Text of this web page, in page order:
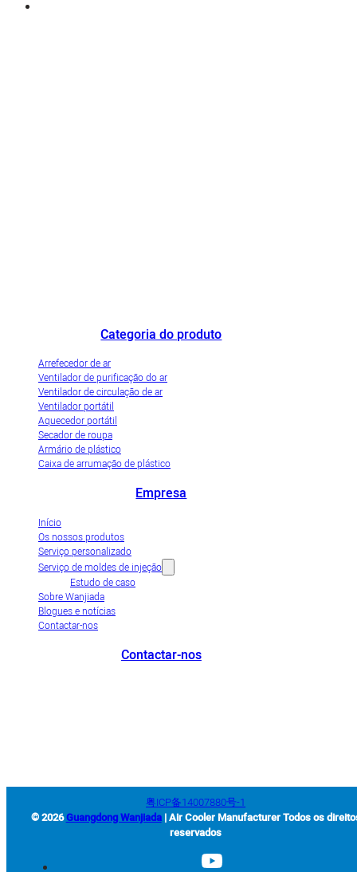
Categoria do produto
Arrefecedor de ar
Ventilador de purificação do ar
Ventilador de circulação de ar
Ventilador portátil
Aquecedor portátil
Secador de roupa
Armário de plástico
Caixa de arrumação de plástico
Empresa
Início
Os nossos produtos
Serviço personalizado
Serviço de moldes de injeção
Estudo de caso
Sobre Wanjiada
Blogues e notícias
Contactar-nos
Contactar-nos
粤ICP备14007880号-1
© 2026Guangdong Wanjiada| Air Cooler Manufacturer Todos os
reservados